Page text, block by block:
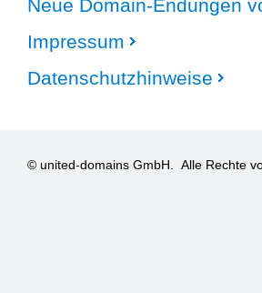
Neue Domain-Endungen
Impressum
Datenschutzhinweise
© united-domains GmbH. Alle Rechte